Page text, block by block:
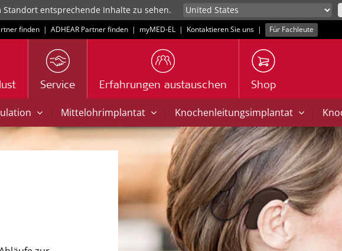
entsprechende Inhalte zu sehen.
finden | ADHEAR Partner finden | myMED‑EL | Kontaktieren Sie uns | Für Fachleute
Service Erfahrungen austauschen Shop
| Mittelohrimplantat | Knochenleitungsimplantat |